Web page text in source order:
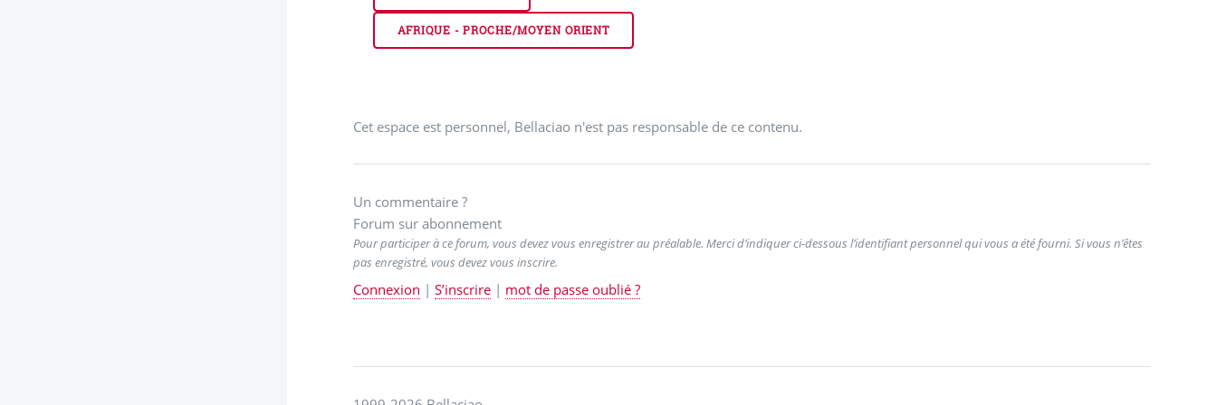
AFRIQUE - PROCHE/MOYEN ORIENT
Cet espace est personnel, Bellaciao n'est pas responsable de ce contenu.
Un commentaire ?
Forum sur abonnement
Pour participer à ce forum, vous devez vous enregistrer au préalable. Merci d’indiquer ci-dessous l’identifiant personnel qui vous a été fourni. Si vous n’êtes
pas enregistré, vous devez vous inscrire.
Connexion |S’inscrire | mot de passe oublié ?